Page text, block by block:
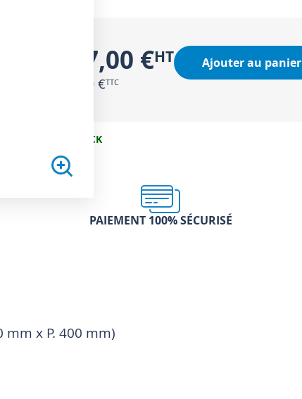
247,00 €
296,40 €
Ajouter au panier
EN STOCK
PAIEMENT 100% SÉCURISÉ
x P. 400 mm)